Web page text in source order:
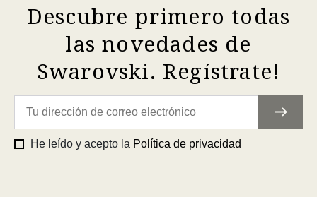
Descubre primero todas
las novedades de
Swarovski. Regístrate!
He leído y acepto la Política de privacidad